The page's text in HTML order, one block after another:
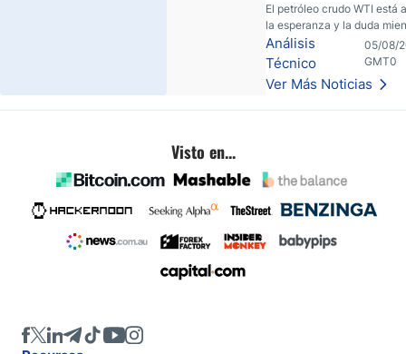
El petróleo crudo WTI está
la esperanza y la duda
las conversaciones entre
Unidos. Aquí está la razón
antes de tomar partido en
Análisis
Técnico
05/08/
GMT0
Ver Más Noticias
Visto en...